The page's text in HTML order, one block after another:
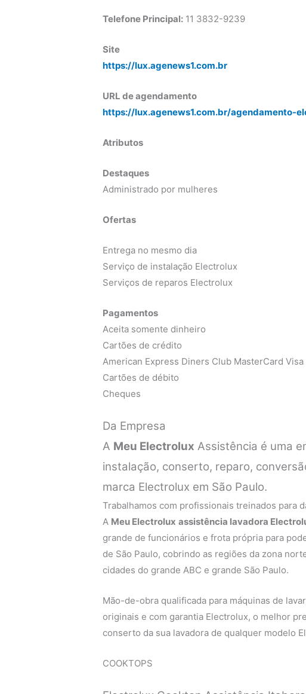
Telefone Principal: 11 3832-9239
Site
https://lux.agenews1.com.br
URL de agendamento
https://lux.agenews1.com.br/agendamento-
Atributos
Destaques
Administrado por mulheres
Ofertas
Entrega no mesmo dia
Serviço de instalação Electrolux
Serviços de reparos Electrolux
Pagamentos
Aceita somente dinheiro
Cartões de crédito
American Express Diners Club MasterCard Visa
Cartões de débito
Cheques
Da Empresa
A Meu Electrolux Assistência é uma
instalação, conserto, reparo,
marca Electrolux em São Paulo.
Trabalhamos com profissionais treinados para
A Meu Electrolux assistência lavadora
grande de funcionários e frota própria para
de São Paulo, cobrindo as regiões da zona
cidades do grande ABC e grande São Paulo.
Mão-de-obra qualificada para máquinas de
originais e com garantia Electrolux, o melhor
conserto da sua lavadora de qualquer modelo
COOKTOPS